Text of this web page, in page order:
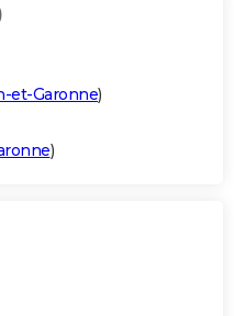
et-Garonne)
)